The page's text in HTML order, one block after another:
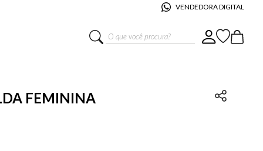
VENDEDORA DIGITAL
O que você procura?
FEMININA